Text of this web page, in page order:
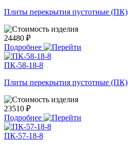
Плиты перекрытия пустотные (ПК)
24480 ₽
Подробнее
ПК-58-18-8
Плиты перекрытия пустотные (ПК)
23510 ₽
Подробнее
ПК-57-18-8